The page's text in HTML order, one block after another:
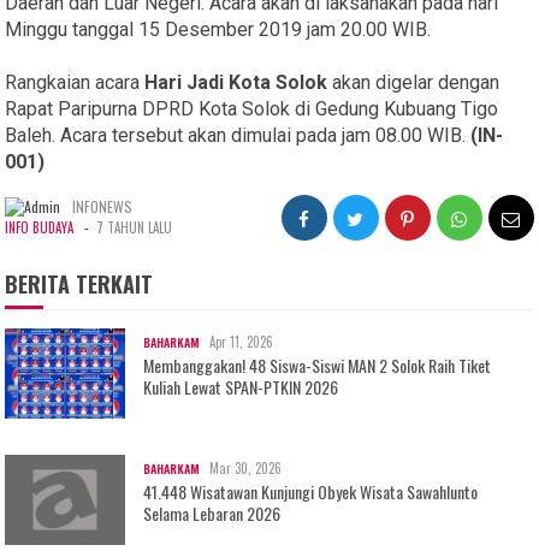
Minggu tanggal 15 Desember 2019 jam 20.00 WIB.
Rangkaian acara Hari Jadi Kota Solok akan digelar dengan
Rapat Paripurna DPRD Kota Solok di Gedung Kubuang Tigo
Baleh. Acara tersebut akan dimulai pada jam 08.00 WIB. (IN-
001)
INFONEWS
INFO BUDAYA - 7 TAHUN LALU
BERITA TERKAIT
BAHARKAM Apr 11, 2026
Membanggakan! 48 Siswa-Siswi MAN 2 Solok Raih Tiket
Kuliah Lewat SPAN-PTKIN 2026
BAHARKAM Mar 30, 2026
41.448 Wisatawan Kunjungi Obyek Wisata Sawahlunto
Selama Lebaran 2026